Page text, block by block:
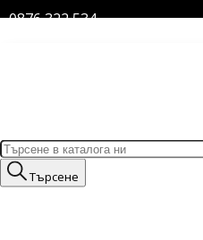
0876 322 534
Търсене